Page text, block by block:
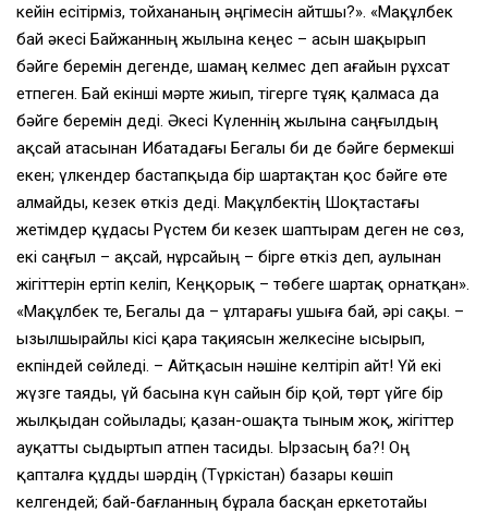
кейін есітірміз, тойхананың әңгімесін айтшы?». «Мақұлбек
бай әкесі Байжанның жылына кеңес – асын шақырып
бәйге беремін дегенде, шамаң келмес деп ағайын рұхсат
етпеген. Бай екінші мәрте жиып, тігерге тұяқ қалмаса да
бәйге беремін деді. Әкесі Күленнің жылына саңғылдың
ақсай атасынан Ибатадағы Бегалы би де бәйге бермекші
екен; үлкендер бастапқыда бір шартақтан қос бәйге өте
алмайды, кезек өткіз деді. Мақұлбектің Шоқтастағы
жетімдер құдасы Рүстем би кезек шаптырам деген не сөз,
екі саңғыл – ақсай, нұрсайың – бірге өткіз деп, аулынан
жігіттерін ертіп келіп, Кеңқорық – төбеге шартақ орнатқан».
«Мақұлбек те, Бегалы да – ұлтарағы ушыға бай, әрі сақы. –
Қызылшырайлы кісі қара тақиясын желкесіне ысырып,
екпіндей сөйледі. – Айтқасын нәшіне келтіріп айт! Үй екі
жүзге таяды, үй басына күн сайын бір қой, төрт үйге бір
жылқыдан сойылады; қазан-ошақта тыным жоқ, жігіттер
ауқатты сыдыртып атпен тасиды. Ырзасың ба?! Оң
қапталға құдды шәрдің (Түркістан) базары көшіп
келгендей; бай-бағланның бұрала басқан еркетотайы